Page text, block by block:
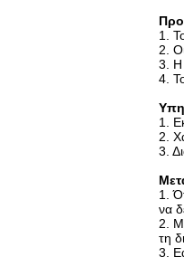
1.
2.
3. Η
4.
1.
2.
3.
1.
να
2.
τη
3.